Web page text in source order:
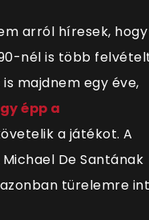
arról híresek, hogy
nél is több
majdnem egy éve,
épp a
a játékot. A
De Santának
türelemre